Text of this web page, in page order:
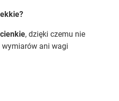
, dzięki czemu nie
ani wagi